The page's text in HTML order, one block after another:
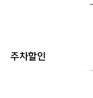
주차할인